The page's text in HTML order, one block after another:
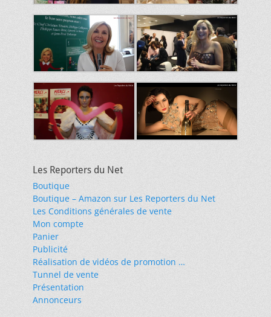
Les Reporters du Net
Boutique
Boutique – Amazon sur Les Reporters du Net
Les Conditions générales de vente
Mon compte
Panier
Publicité
Réalisation de vidéos de promotion …
Tunnel de vente
Présentation
Annonceurs